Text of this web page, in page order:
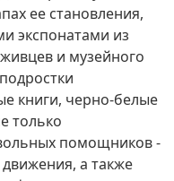
ее становления,
экспонатами из
и музейного
книги, черно-белые
только
помощников -
а также